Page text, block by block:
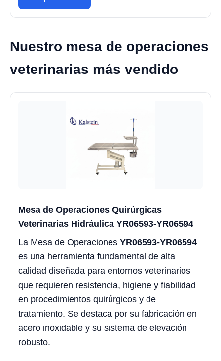
Nuestro mesa de operaciones
veterinarias más vendido
Mesa de Operaciones Quirúrgicas
Veterinarias Hidráulica YR06593-YR06594
La Mesa de Operaciones YR06593-YR06594
es una herramienta fundamental de alta
calidad diseñada para entornos veterinarios
que requieren resistencia, higiene y fiabilidad
en procedimientos quirúrgicos y de
tratamiento. Se destaca por su fabricación en
acero inoxidable y su sistema de elevación
robusto.